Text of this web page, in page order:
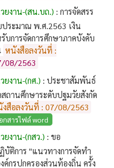
งาน-(สน.บถ.) : การจัดสรร
ระมาณ พ.ศ.2563 เงิน
การจัดการศึกษาภาคบังคับ
หนังสือลงวันที่ :
08/2563
งาน-(กศ.) : ประชาสัมพันธ์
ถานศึกษาระดับปฐมวัยสังกัด
สือลงวันที่ : 07/08/2563
กสารไฟล์ word
งาน-(กสว.) : ขอ
ติการ "แนวทางการจัดทำ
ค์กรปกครองส่วนท้องถิ่น ครั้ง